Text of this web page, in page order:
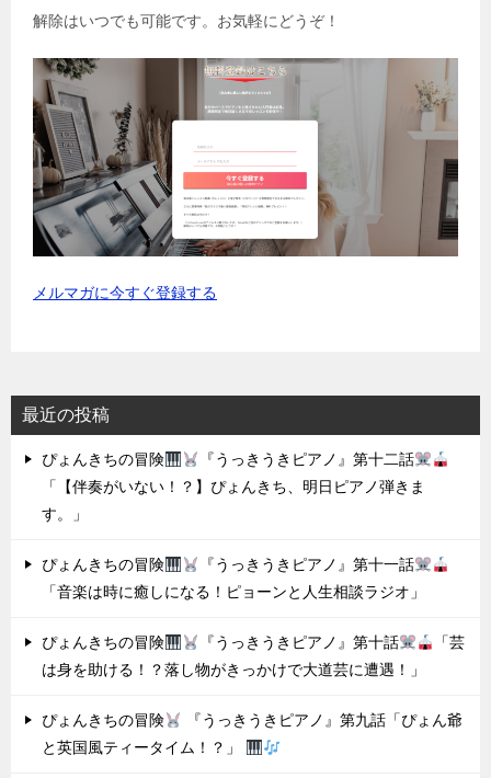
解除はいつでも可能です。お気軽にどうぞ！
メルマガに今すぐ登録する
最近の投稿
ぴょんきちの冒険
『うっきうきピアノ』第十二話
「【伴奏がいない！？】ぴょんきち、明日ピアノ弾きま
す。」
ぴょんきちの冒険
『うっきうきピアノ』第十一話
「音楽は時に癒しになる！ピョーンと人生相談ラジオ」
ぴょんきちの冒険 『うっきうきピアノ』第十話
「芸
は身を助ける！？落し物がきっかけで大道芸に遭遇！」
ぴょんきちの冒険
『うっきうきピアノ』第九話「ぴょん爺
と英国風ティータイム！？」